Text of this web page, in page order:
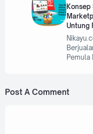
Konsep
Untung
Pemula
Post A Comment